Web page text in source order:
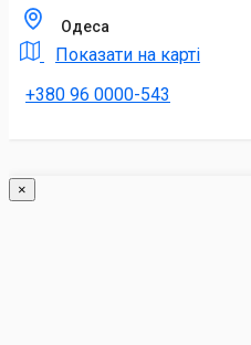
Одеса
Показати на карті
+380 96 0000-543
×